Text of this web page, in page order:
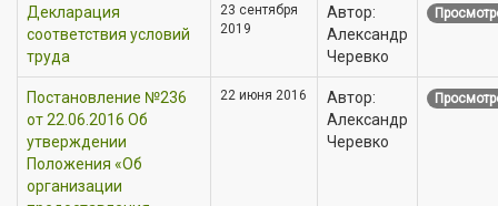
Декларация
соответствия условий
труда
23 сентября
2019
Автор:
Александр
Черевко
Постановление №236
от 22.06.2016 Об
утверждении
Положения «Об
организации
22 июня 2016
Автор:
Александр
Черевко